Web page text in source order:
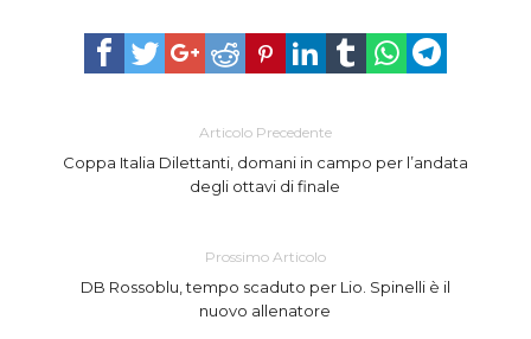
Articolo Precedente
Coppa Italia Dilettanti, domani in campo per l’andata
degli ottavi di finale
Prossimo Articolo
DB Rossoblu, tempo scaduto per Lio. Spinelli è il
nuovo allenatore